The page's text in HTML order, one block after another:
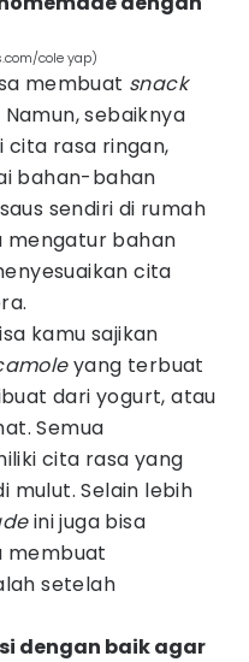
cole yap)
membuat snack
sebaiknya
cita rasa ringan,
bahan-bahan
sendiri di rumah
mengatur bahan
cita
kamu sajikan
yang terbuat
dari yogurt, atau
Semua
cita rasa yang
mulut. Selain lebih
ini juga bisa
membuat
setelah
dengan baik agar